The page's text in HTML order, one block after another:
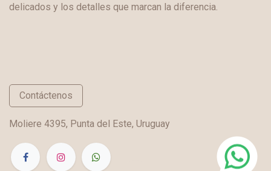
delicados y los detalles que marcan la diferencia.
Contáctenos
Moliere 4395, Punta del Este, Uruguay